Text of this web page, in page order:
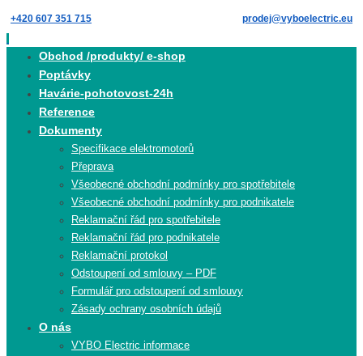
Skip
to
content
+420 607 351 715 prodej@vyboelectric.eu
Obchod /produkty/ e-shop
Poptávky
Havárie-pohotovost-24h
Reference
Dokumenty
Specifikace elektromotorů
Přeprava
Všeobecné obchodní podmínky pro spotřebitele
Všeobecné obchodní podmínky pro podnikatele
Reklamační řád pro spotřebitele
Reklamační řád pro podnikatele
Reklamační protokol
Odstoupení od smlouvy – PDF
Formulář pro odstoupení od smlouvy
Zásady ochrany osobních údajů
O nás
VYBO Electric informace